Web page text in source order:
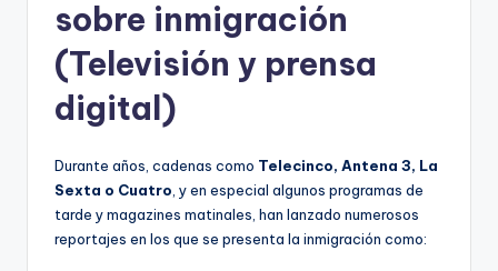
sobre inmigración
(Televisión y prensa
digital)
Durante años, cadenas como Telecinco, Antena 3, La
Sexta o Cuatro, y en especial algunos programas de
tarde y magazines matinales, han lanzado numerosos
reportajes en los que se presenta la inmigración como: